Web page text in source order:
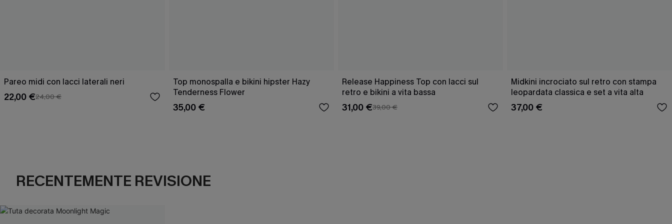
Pareo midi con lacci laterali neri
22,00 €24,00 €
Top monospalla e bikini hipster Hazy
Tenderness Flower
35,00 €
Release Happiness Top con lacci sul
retro e bikini a vita bassa
31,00 €39,00 €
Midkini incrociato sul retro con stampa
leopardata classica e set a vita alta
37,00 €
RECENTEMENTE REVISIONE